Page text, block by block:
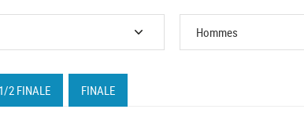
1/2 FINALE FINALE